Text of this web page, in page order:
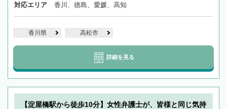
対応エリア 香川、徳島、愛媛、高知
香川県 高松市
詳細を見る
【淀屋橋駅から徒歩10分】女性弁護士が、皆様と同じ気持